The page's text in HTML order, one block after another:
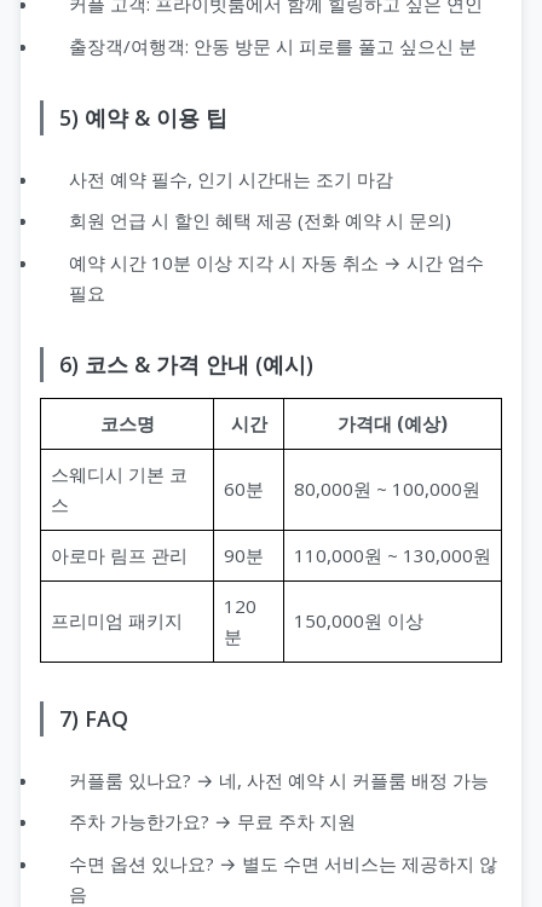
출장객/여행객: 안동 방문 시 피로를 풀고 싶으신 분
5) 예약 & 이용 팁
사전 예약 필수, 인기 시간대는 조기 마감
회원 언급 시 할인 혜택 제공 (전화 예약 시 문의)
예약 시간 10분 이상 지각 시 자동 취소 → 시간 엄수
필요
6) 코스 & 가격 안내 (예시)
코스명 시간 가격대 (예상)
스웨디시 기본 코
스
60분 80,000원 ~ 100,000원
아로마 림프 관리 90분 110,000원 ~ 130,000원
프리미엄 패키지
120
분
150,000원 이상
7) FAQ
커플룸 있나요? → 네, 사전 예약 시 커플룸 배정 가능
주차 가능한가요? → 무료 주차 지원
수면 옵션 있나요? → 별도 수면 서비스는 제공하지 않
음